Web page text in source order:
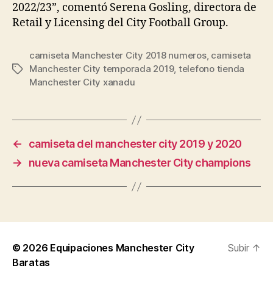
2022/23”, comentó Serena Gosling, directora de
Retail y Licensing del City Football Group.
Etiquetas
camiseta Manchester City 2018 numeros, camiseta
Manchester City temporada 2019, telefono tienda
Manchester City xanadu
←
camiseta del manchester city 2019 y 2020
→
nueva camiseta Manchester City champions
© 2026 Equipaciones Manchester City
Baratas
Subir ↑